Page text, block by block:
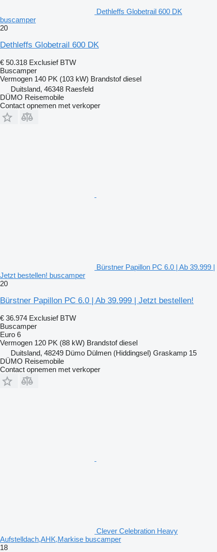
Dethleffs Globetrail 600 DK
buscamper
20
Dethleffs Globetrail 600 DK
€ 50.318 Exclusief BTW
Buscamper
Vermogen 140 PK (103 kW) Brandstof diesel
Duitsland, 46348 Raesfeld
DÜMO Reisemobile
Contact opnemen met verkoper
Bürstner Papillon PC 6.0 | Ab 39.999 |
Jetzt bestellen! buscamper
20
Bürstner Papillon PC 6.0 | Ab 39.999 | Jetzt bestellen!
€ 36.974 Exclusief BTW
Buscamper
Euro 6
Vermogen 120 PK (88 kW) Brandstof diesel
Duitsland, 48249 Dümo Dülmen (Hiddingsel) Graskamp 15
DÜMO Reisemobile
Contact opnemen met verkoper
Clever Celebration Heavy
Aufstelldach,AHK,Markise buscamper
18